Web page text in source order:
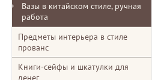
Вазы в китайском стиле, ручная
работа
Предметы интерьера в стиле
прованс
Книги-сейфы и шкатулки для
денег